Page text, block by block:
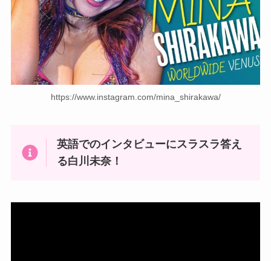
https://www.instagram.com/mina_shirakawa/
英語でのインタビューにスラスラ答え
る白川未奈！